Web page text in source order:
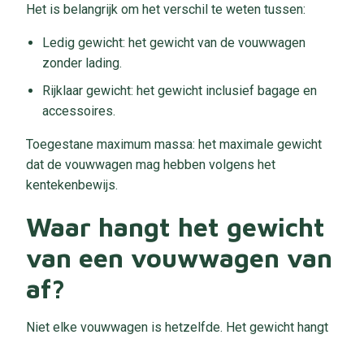
Het is belangrijk om het verschil te weten tussen:
Ledig gewicht: het gewicht van de vouwwagen
zonder lading.
Rijklaar gewicht: het gewicht inclusief bagage en
accessoires.
Toegestane maximum massa: het maximale gewicht
dat de vouwwagen mag hebben volgens het
kentekenbewijs.
Waar hangt het gewicht
van een vouwwagen van
af?
Niet elke vouwwagen is hetzelfde. Het gewicht hangt